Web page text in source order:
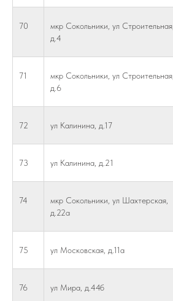
70
мкр Сокольники, ул Строительная,
д.4
71
мкр Сокольники, ул Строительная,
д.6
72 ул Калинина, д.17
73 ул Калинина, д.21
74
мкр Сокольники, ул Шахтерская,
д.22а
75 ул Московская, д.11а
76 ул Мира, д.44б